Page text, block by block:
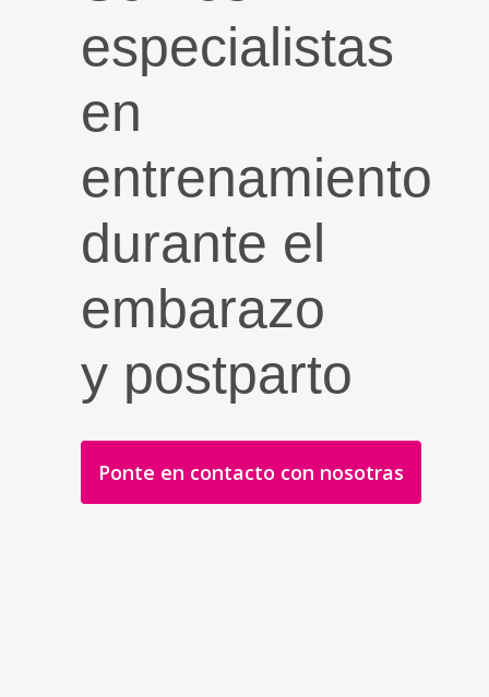
especialistas
en
entrenamiento
durante el
embarazo
y postparto
Ponte en contacto con nosotras